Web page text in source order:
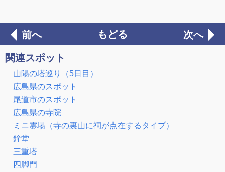
前へ もどる 次へ
関連スポット
山陽の塔巡り（5日目）
広島県のスポット
尾道市のスポット
広島県の寺院
ミニ霊場（寺の裏山に祠が点在するタイプ）
鐘堂
三重塔
四脚門